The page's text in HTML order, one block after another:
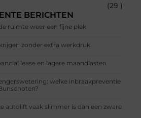
(29 )
BERICHTEN
ruimte weer een fijne plek
zonder extra werkdruk
lease en lagere maandlasten
welke inbraakpreventie
autolift vaak slimmer is dan een zware